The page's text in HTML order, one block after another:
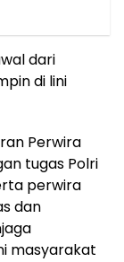
dari
di lini
Perwira
tugas Polri
perwira
dan
masyarakat